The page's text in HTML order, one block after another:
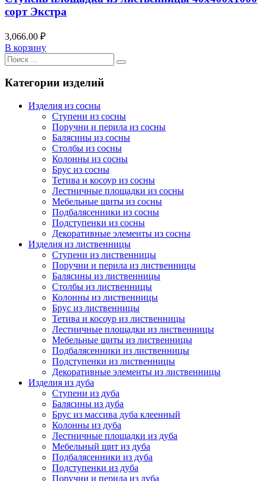
сорт Экстра
3,066.00 ₽
В корзину
Категории изделий
Изделия из сосны
Ступени из сосны
Поручни и перила из сосны
Балясины из сосны
Столбы из сосны
Колонны из сосны
Брус из сосны
Тетива и косоур из сосны
Лестничные площадки из сосны
Мебельные щиты из сосны
Подбалясенники из сосны
Подступенки из сосны
Декоративные элементы из сосны
Изделия из лиственницы
Ступени из лиственницы
Поручни и перила из лиственницы
Балясины из лиственницы
Столбы из лиственницы
Колонны из лиственницы
Брус из лиственницы
Тетива и косоур из лиственницы
Лестничные площадки из лиственницы
Мебельные щиты из лиственницы
Подбалясенники из лиственницы
Подступенки из лиственницы
Декоративные элементы из лиственницы
Изделия из дуба
Ступени из дуба
Балясины из дуба
Брус из массива дуба клеенный
Колонны из дуба
Лестничные площадки из дуба
Мебельный щит из дуба
Подбалясенники из дуба
Подступенки из дуба
Поручни и перила из дуба